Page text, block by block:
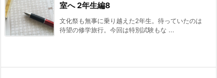
室へ 2年生編8
文化祭も無事に乗り越えた2年生。待っていたのは
待望の修学旅行。今回は特別試験もな ...